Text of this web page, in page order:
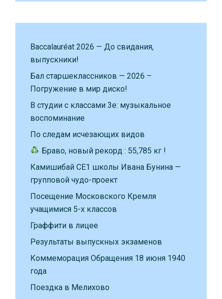
Baccalauréat 2026 — До свидания,
выпускники!
Бал старшеклассников — 2026 –
Погружение в мир диско!
В студии с классами 3е: музыкальное
воспоминание
По следам исчезающих видов
Браво, новый рекорд : 55,785 кг !
Камишибай CE1 школы Ивана Бунина —
групповой чудо-проект
Посещение Московского Кремля
учащимися 5-х классов
Граффити в лицее
Результаты выпускных экзаменов
Коммеморация Обращения 18 июня 1940
года
Поездка в Мелихово